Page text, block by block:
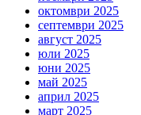
октомври 2025
септември 2025
август 2025
юли 2025
юни 2025
май 2025
април 2025
март 2025